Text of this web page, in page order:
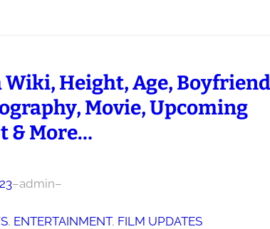
Wiki, Height, Age,
Movie, Upcoming
& More…
–admin–
, ENTERTAINMENT, FILM UPDATES